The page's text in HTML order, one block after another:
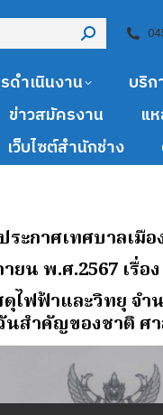
ดำเนินงาน บริก
ข่าวสมัครงาน แ
เว็บไซต์สำนักช่าง
ประกาศเทศบาลเมื
ยน พ.ศ.2567 เรื่อ
ไฟฟ้าและวิทยุ จํา
สําคัญของชาติ ศ